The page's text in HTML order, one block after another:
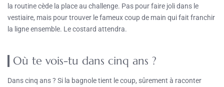
la routine cède la place au challenge. Pas pour faire joli dans le
vestiaire, mais pour trouver le fameux coup de main qui fait franchir
la ligne ensemble. Le costard attendra.
Où te vois-tu dans cinq ans ?
Dans cinq ans ? Si la bagnole tient le coup, sûrement à raconter